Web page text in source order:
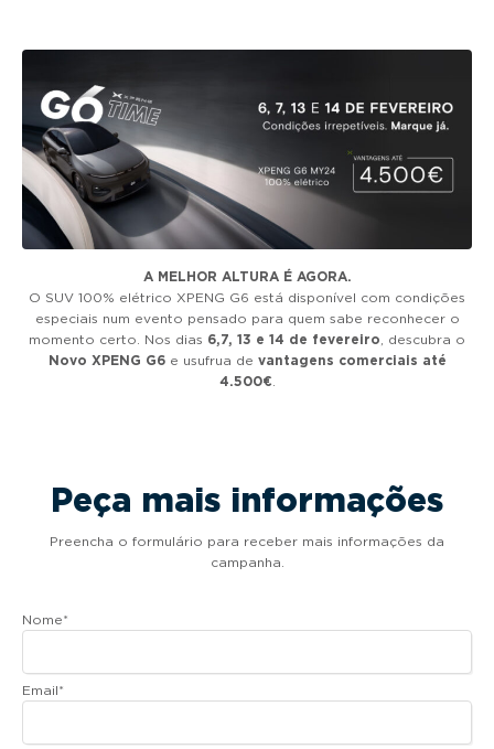
i
o
n
A MELHOR ALTURA É AGORA.
O SUV 100% elétrico XPENG G6 está disponível com condições
especiais num evento pensado para quem sabe reconhecer o
momento certo. Nos dias 6,7, 13 e 14 de fevereiro, descubra o
Novo XPENG G6e usufrua de vantagens comerciais até
4.500€.
Peça mais informações
Preencha o formulário para receber mais informações da
campanha.
Nome*
Email*